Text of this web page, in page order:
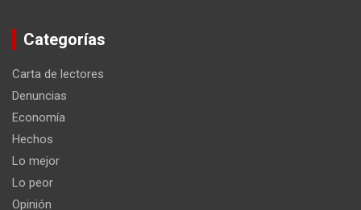
Categorías
Carta de lectores
Denuncias
Economía
Hechos
Lo mejor
Lo peor
Opinión